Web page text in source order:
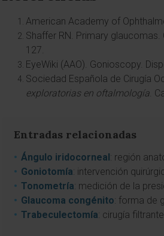
American Academy of
Shaffer RN. Primary
127.
EyeWiki (AAO). Gonioscopy.
Sociedad Española de Cirugía
exploratorias en oftalmología.
Entradas relacionadas
Ángulo iridocorneal: región
Goniotomía: intervención
Tonometría: medición de la
Glaucoma congénito: forma de
Trabeculectomía: cirugía